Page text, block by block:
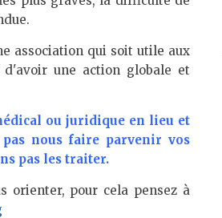
association qui soit utile aux
une action globale et
ou juridique en lieu et
nous faire parvenir vos
pas les traiter.
orienter, pour cela pensez à